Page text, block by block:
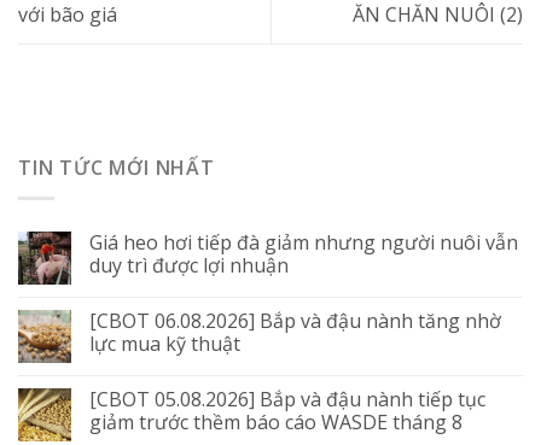
với bão giá
ĂN CHĂN NUÔI (2)
TIN TỨC MỚI NHẤT
Giá heo hơi tiếp đà giảm nhưng người nuôi vẫn
duy trì được lợi nhuận
[CBOT 06.08.2026] Bắp và đậu nành tăng nhờ
lực mua kỹ thuật
[CBOT 05.08.2026] Bắp và đậu nành tiếp tục
giảm trước thềm báo cáo WASDE tháng 8